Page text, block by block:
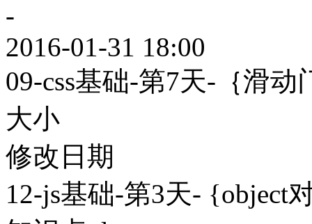
-
2016-01-31 18:00
09-css基础-第7天-｛滑
大小
修改日期
12-js基础-第3天- {object